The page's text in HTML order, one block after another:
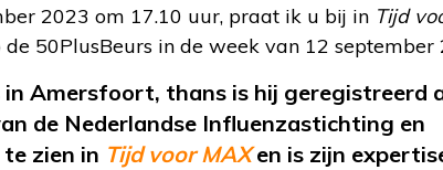
2023 om 17.10 uur, praat ik u bij in Tijd
50PlusBeurs in de week van 12 september
in Amersfoort, thans is hij geregistreerd
de Nederlandse Influenzastichting en
zien in Tijd voor MAX en is zijn